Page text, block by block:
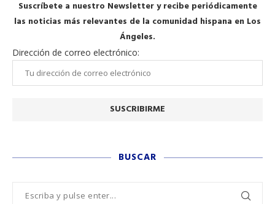
Suscríbete a nuestro Newsletter y recibe periódicamente
las noticias más relevantes de la comunidad hispana en Los
Ángeles.
Dirección de correo electrónico:
BUSCAR